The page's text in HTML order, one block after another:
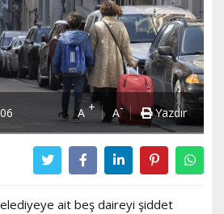
A + A- Yazdır
ait beş daireyi şiddet